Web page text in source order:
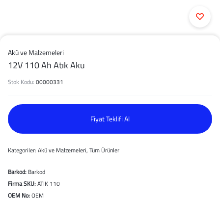
Akü ve Malzemeleri
12V 110 Ah Atık Aku
Stok Kodu: 00000331
Fiyat Teklifi Al
Kategoriler: Akü ve Malzemeleri, Tüm Ürünler
Barkod: Barkod
Firma SKU:ATIK 110
OEM No:OEM